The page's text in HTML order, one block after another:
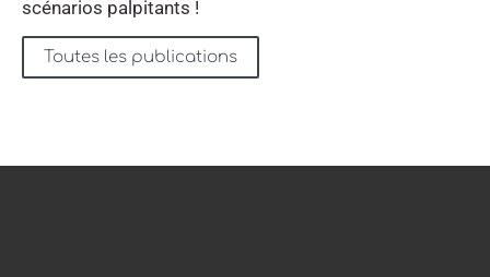
scénarios palpitants !
Toutes les publications